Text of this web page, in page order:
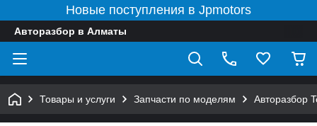
Новые поступления в Jpmotors
Авторазбор в Алматы
Товары и услуги Запчасти по моделям Авторазбор